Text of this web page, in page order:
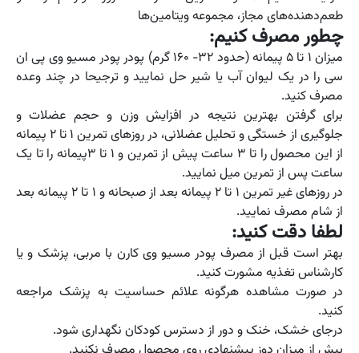
طعم‌دهنده‌‎های مجاز، مجموعه ویتامین‌‎ها
چطور مصرف کنیم:
میزان ۱ تا ۵ پیمانه (حدود ۳۲- ۱۶۰ گرم) پودر پودر مسیو وی پی ان
سی را در یک لیوان آب یا شیر حل نمایید و ترجیحا در چند وعده
مصرف کنید.
برای گرفتن بهترین نتیجه در افزایش وزن و حجم عضلات و
جلوگیری از خستگی و تحلیل عضلانی، در روزهای تمرین ۱ تا ۲ پیمانه
از این محصول را تا ۳ ساعت پیش از تمرین و ۱ تا ۳پیمانه را تا یک
ساعت پس از تمرین میل نمایید.
در روزهای غیر تمرین ۱ تا ۲ پیمانه بعد از صبحانه و ۱ تا ۲ پیمانه بعد
از شام مصرف نمایید.
لطفا دقت کنید:
بهتر است قبل از مصرف پودر مسیو وی کارن با مربی، پزشک و یا
کارشناس تغذیه مشورت کنید.
در صورت مشاهده هرگونه علائم حساسیت به پزشک مراجعه
کنید.
درجای خشک، خنک و دور از دسترس کودکان نگهداری شود.